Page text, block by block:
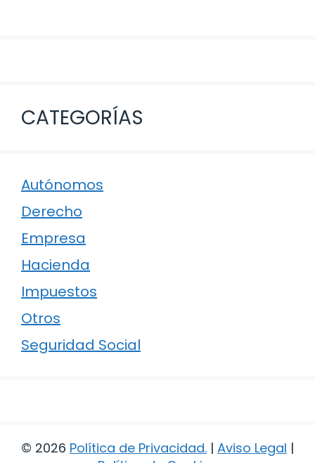
CATEGORÍAS
Autónomos
Derecho
Empresa
Hacienda
Impuestos
Otros
Seguridad Social
© 2026 Política de Privacidad. | Aviso Legal |